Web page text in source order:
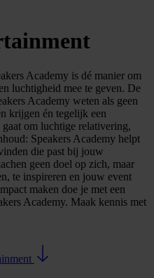
Academy is dé manier om
luchtigheid mee te geven. De
Academy weten als geen
krijgen én tegelijk een
om luchtige relativering,
Speakers Academy helpt
die past bij jouw
geen doel op zich, maar
te inspireren en jouw event
maken doe je met een
Academy. Maak kennis met